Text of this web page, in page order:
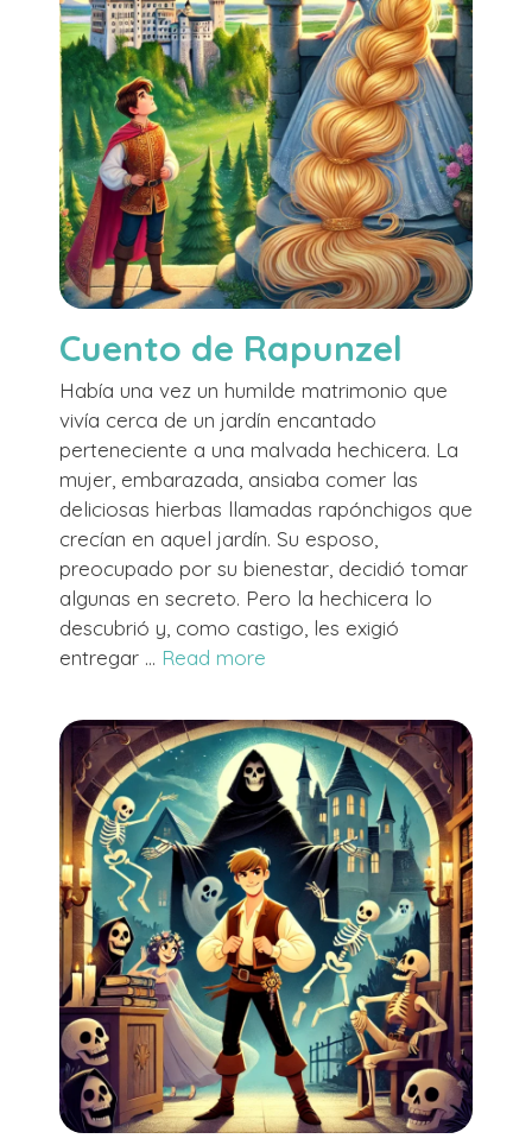
Cuento de Rapunzel
Había una vez un humilde matrimonio que
vivía cerca de un jardín encantado
perteneciente a una malvada hechicera. La
mujer, embarazada, ansiaba comer las
deliciosas hierbas llamadas rapónchigos que
crecían en aquel jardín. Su esposo,
preocupado por su bienestar, decidió tomar
algunas en secreto. Pero la hechicera lo
descubrió y, como castigo, les exigió
entregar … Read more